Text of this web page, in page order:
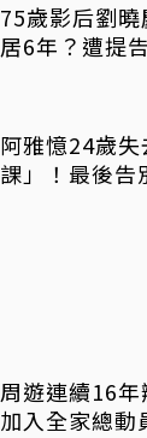
75歲影后劉
居6年？遭提
阿雅憶24歲
課」！最後告
周遊連續16年辦演唱
加入全家總動